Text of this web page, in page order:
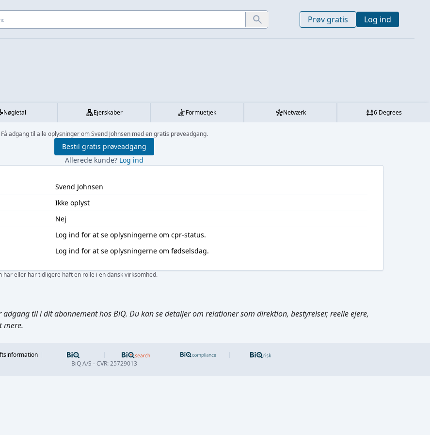
Prøv gratis Log ind
Nøgletal Ejerskaber Formuetjek Netværk 6 Degrees
Få adgang til alle oplysninger om Svend Johnsen med en gratis prøveadgang.
Bestil gratis prøveadgang
Allerede kunde? Log ind
Svend Johnsen
Ikke oplyst
Nej
Log ind for at se oplysningerne om cpr-status.
Log ind for at se oplysningerne om fødselsdag.
har eller har tidligere haft en rolle i en dansk virksomhed.
til i dit abonnement hos BiQ. Du kan se detaljer om relationer som direktion, bestyrelser, reelle ejere,
mere.
BiQ A/S - CVR: 25729013